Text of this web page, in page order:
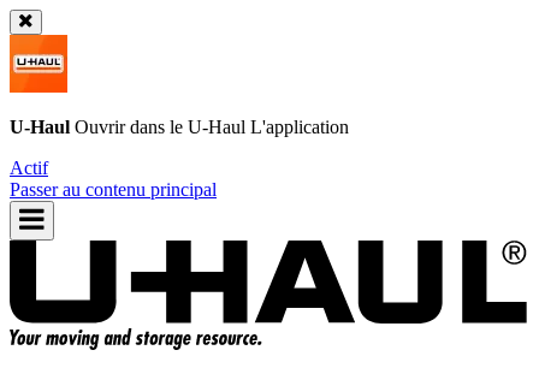
U-Haul Ouvrir dans le U-Haul L'application
Actif
Passer au contenu principal